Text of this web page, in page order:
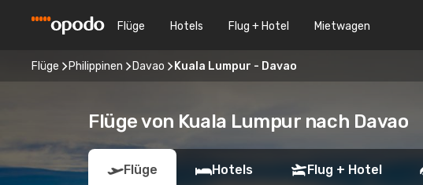
Flüge Hotels Flug + Hotel Mietwagen
Flüge Philippinen Davao Kuala Lumpur - Davao
Flüge von Kuala Lumpur nach Davao
Flüge Hotels Flug + Hotel